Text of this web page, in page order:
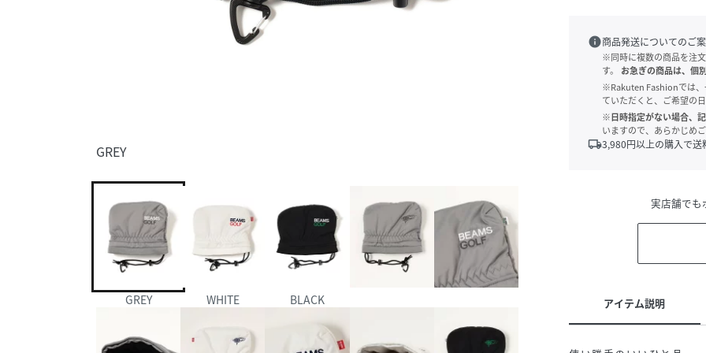
GREY
GREY WHITE BLACK
info商品発送についてのご
※同時に複数の商品を注
す。
お急ぎの商品は、個
※Rakuten Fashionでは、
ていただくと、ご希望の
※日時指定がない場合、
いますので、あらかじめ
local_shipping3,980円以上の購入で送
実店舗でも
アイテム説明